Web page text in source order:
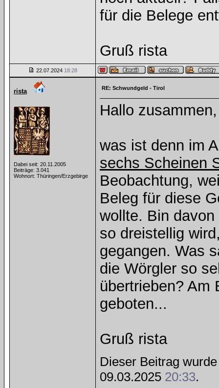
für die Belege
Gruß rista
22.07.2024 18:28
rista
Dabei seit: 20.11.2005
Beiträge: 3.041
Wohnort: Thüringen/Erzgebirge
RE: Schwundgeld - Tirol
Hallo zusammen,
was ist denn im
sechs Scheinen
Beobachtung,
Beleg für diese
wollte. Bin
so dreistellig
gegangen. Was
die Wörgler so
übertrieben? Am
geboten...
Gruß rista
Dieser Beitrag
09.03.2025 20:33.